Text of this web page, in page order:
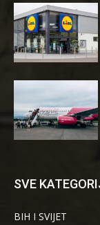
SVE
BIH I SVIJET